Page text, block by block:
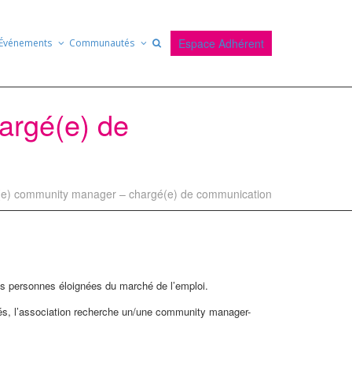
Événements Communautés Espace Adhérent
de
community manager – chargé(e) de communication
éloignées du marché de l’emploi.
l’association recherche un/une community manager-